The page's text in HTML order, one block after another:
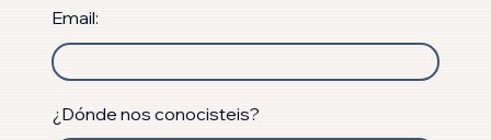
¿Dónde nos conocisteis?
Email: